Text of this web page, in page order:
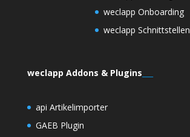
weclapp Onboarding
weclapp Schnittstellen
weclapp Addons & Plugins
api Artikelimporter
GAEB Plugin